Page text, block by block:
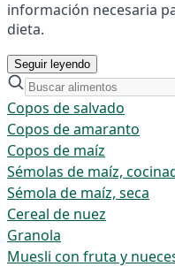
información necesaria
dieta.
Seguir leyendo
Copos de salvado
Copos de amaranto
Copos de maíz
Sémolas de maíz,
Sémola de maíz, seca
Cereal de nuez
Granola
Muesli con fruta y